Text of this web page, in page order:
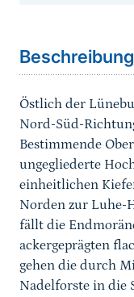
Beschreibung
Östlich der
Nord-Süd-
Bestimmende
ungegliederte
einheitlichen
Norden zur Luhe-
fällt die
ackergeprägten
gehen die durch
Nadelforste in die